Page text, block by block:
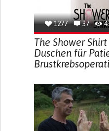
1277 37
The Shower
Duschen für